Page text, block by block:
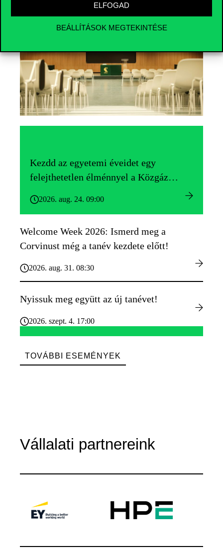
ELFOGAD
BEÁLLÍTÁSOK MEGTEKINTÉSE
Kezdd az egyetemi éveidet egy
felejthetetlen élménnyel a Közgáz
2026. aug. 24. 09:00
Welcome Week 2026: Ismerd meg a
Corvinust még a tanév kezdete előtt!
2026. aug. 31. 08:30
Nyissuk meg együtt az új tanévet!
2026. szept. 4. 17:00
TOVÁBBI ESEMÉNYEK
Vállalati partnereink